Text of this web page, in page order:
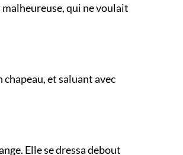
qui ne voulait
et saluant avec
Elle se dressa debout